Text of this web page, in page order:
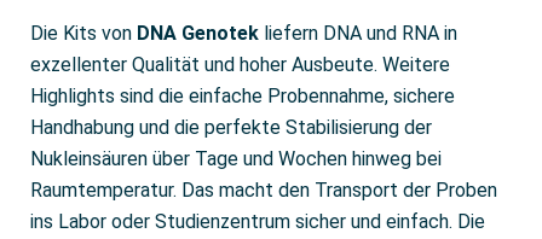
Die Kits von DNA Genotek liefern DNA und RNA in
exzellenter Qualität und hoher Ausbeute. Weitere
Highlights sind die einfache Probennahme, sichere
Handhabung und die perfekte Stabilisierung der
Nukleinsäuren über Tage und Wochen hinweg bei
Raumtemperatur. Das macht den Transport der Proben
ins Labor oder Studienzentrum sicher und einfach. Die